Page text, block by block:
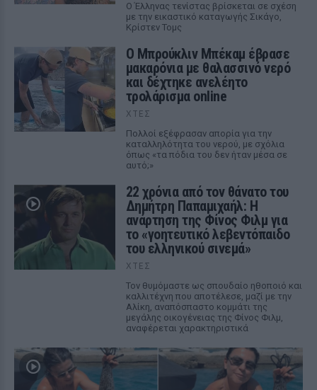
Ο Έλληνας τενίστας βρίσκεται σε σχέση
με την εικαστικό καταγωγής Σικάγο,
Κρίστεν Τομς
Ο Μπρούκλιν Μπέκαμ έβρασε
μακαρόνια με θαλασσινό νερό
και δέχτηκε ανελέητο
τρολάρισμα online
ΧΤΕΣ
Πολλοί εξέφρασαν απορία για την
καταλληλότητα του νερού, με σχόλια
όπως «τα πόδια του δεν ήταν μέσα σε
αυτό;»
22 χρόνια από τον θάνατο του
Δημήτρη Παπαμιχαήλ: Η
ανάρτηση της Φίνος Φιλμ για
το «γοητευτικό λεβεντόπαιδο
του ελληνικού σινεμά»
ΧΤΕΣ
Τον θυμόμαστε ως σπουδαίο ηθοποιό και
καλλιτέχνη που αποτέλεσε, μαζί με την
Αλίκη, αναπόσπαστο κομμάτι της
μεγάλης οικογένειας της Φίνος Φιλμ,
αναφέρεται χαρακτηριστικά